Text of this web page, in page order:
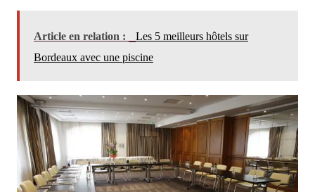
Article en relation :
Les 5 meilleurs hôtels sur
Bordeaux avec une piscine